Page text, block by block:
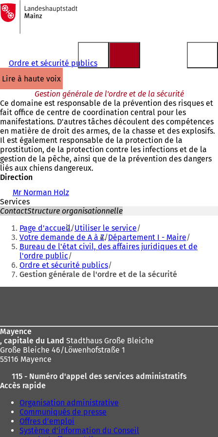
Accéder au contenu
Vers
la
page
d'accueil
Ordre et sécurité publics
lire à haute voix
Gestion générale de l'ordre et de la sécurité
Ce domaine est responsable de la prévention des risques et
fait office de centre de coordination central pour les
manifestations. D'autres tâches découlent des compétences
en matière de droit des armes, de la chasse et des explosifs.
Il est également responsable de la protection de la
prostitution, de la protection contre les infections et de la
gestion de la pêche, ainsi que de la prévention des dangers
liés aux chiens dangereux.
Direction
Mr Norman Holz
Services
ContactStructure organisationnelle
Vous
êtes
ici
Page d'accueil Utiliser le service
Votre demande de A à Z Département I - Maire
Bureau de l'état civil, des affaires juridiques et de
l'ordre public
Ordre et sécurité publics
Gestion générale de l'ordre et de la sécurité
Mayence
, capitale du Land Stadthaus Große Bleiche
Große Bleiche 46/Löwenhofstraße 1
55116 Mayence
115 - Numéro d'appel des services administratifs
Accès rapide
Organisation administrative
Communiqués de presse
Offres d'emploi
Système d'information du Conseil